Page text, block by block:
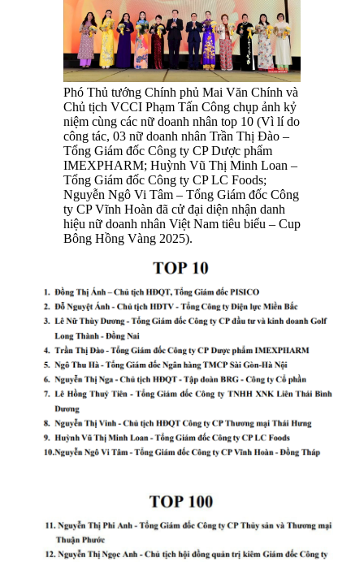
Phó Thủ tướng Chính phủ Mai Văn Chính và
Chủ tịch VCCI Phạm Tấn Công chụp ảnh kỷ
niệm cùng các nữ doanh nhân top 10 (Vì lí do
công tác, 03 nữ doanh nhân Trần Thị Đào –
Tổng Giám đốc Công ty CP Dược phẩm
IMEXPHARM; Huỳnh Vũ Thị Minh Loan –
Tổng Giám đốc Công ty CP LC Foods;
Nguyễn Ngô Vi Tâm – Tổng Giám đốc Công
ty CP Vĩnh Hoàn đã cử đại diện nhận danh
hiệu nữ doanh nhân Việt Nam tiêu biểu – Cup
Bông Hồng Vàng 2025).